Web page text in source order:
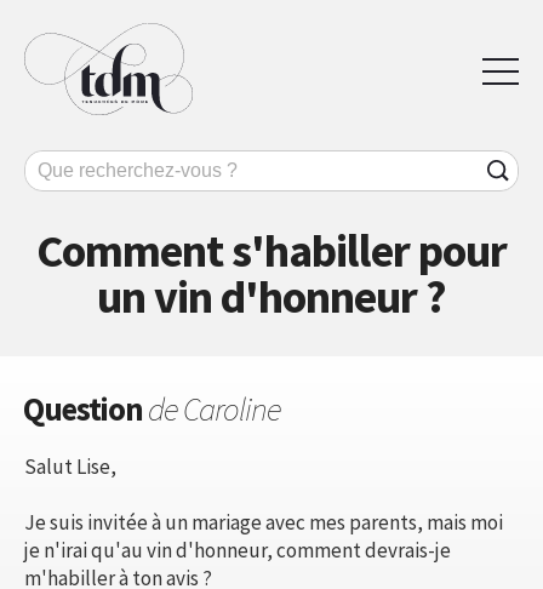
Comment s'habiller pour
un vin d'honneur ?
Questionde Caroline
Salut Lise,
Je suis invitée à un mariage avec mes parents, mais moi
je n'irai qu'au vin d'honneur, comment devrais-je
m'habiller à ton avis ?